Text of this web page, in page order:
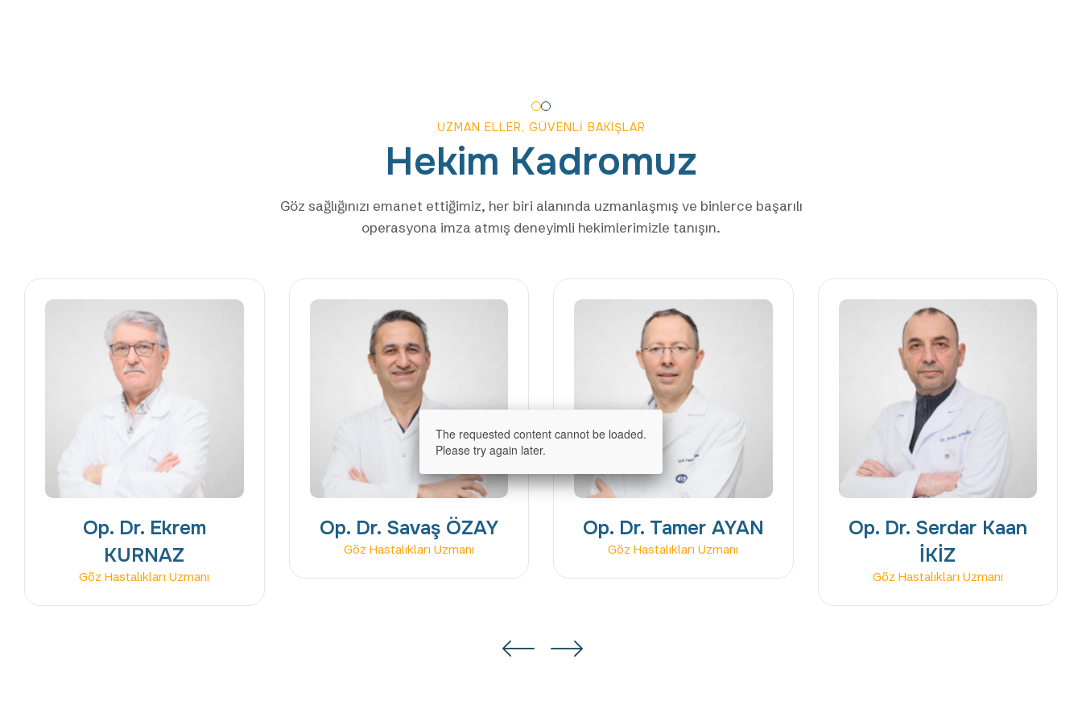
Göz sağlığınızı emanet ettiğimiz, her biri alanında uzmanlaşmış ve binlerce başarılı
operasyona imza atmış deneyimli hekimlerimizle tanışın.
Op. Dr. Ekrem
KURNAZ
Göz Hastalıkları Uzmanı
Op. Dr. Savaş ÖZAY
Göz Hastalıkları Uzmanı
Op. Dr. Tamer AYAN
Göz Hastalıkları Uzmanı
Op. Dr. Serdar Kaan
İKİZ
Göz Hastalıkları Uzmanı